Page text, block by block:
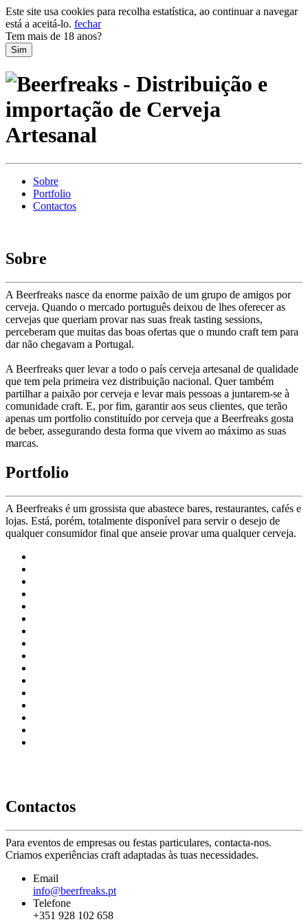
Este site usa cookies para recolha estatística, ao continuar a navegar
está a aceitá-lo. fechar
Tem mais de 18 anos?
Sobre
Portfolio
Contactos
Sobre
A Beerfreaks nasce da enorme paixão de um grupo de amigos por
cerveja. Quando o mercado português deixou de lhes oferecer as
cervejas que queriam provar nas suas freak tasting sessions,
perceberam que muitas das boas ofertas que o mundo craft tem para
dar não chegavam a Portugal.
A Beerfreaks quer levar a todo o país cerveja artesanal de qualidade
que tem pela primeira vez distribuição nacional. Quer também
partilhar a paixão por cerveja e levar mais pessoas a juntarem-se à
comunidade craft. E, por fim, garantir aos seus clientes, que terão
apenas um portfolio constituído por cerveja que a Beerfreaks gosta
de beber, assegurando desta forma que vivem ao máximo as suas
marcas.
Portfolio
A Beerfreaks é um grossista que abastece bares, restaurantes, cafés e
lojas. Está, porém, totalmente disponível para servir o desejo de
qualquer consumidor final que anseie provar uma qualquer cerveja.
Contactos
Para eventos de empresas ou festas particulares, contacta-nos.
Criamos experiências craft adaptadas às tuas necessidades.
Email
info@beerfreaks.pt
Telefone
+351 928 102 658